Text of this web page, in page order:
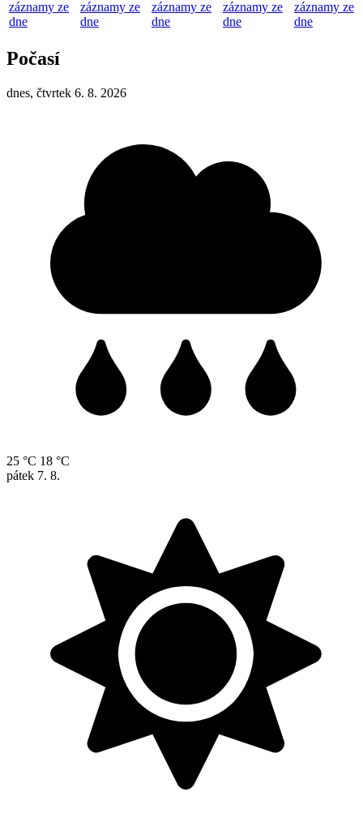
záznamy ze
dne
záznamy ze
dne
záznamy ze
dne
záznamy ze
dne
záznamy ze
dne
Počasí
dnes, čtvrtek 6. 8. 2026
25 °C 18 °C
pátek 7. 8.